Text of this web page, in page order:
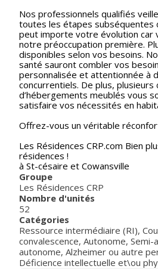
Nos professionnels qualifiés
toutes les étapes subséquentes
peut importe votre évolution car
notre préoccupation première.
disponibles selon vos besoins.
santé sauront combler vos
personnalisée et attentionnée à
concurrentiels. De plus,
d’hébergements meublés vous
satisfaire vos nécessités en
Offrez-vous un véritable
Les Résidences CRP.com Bien
résidences !
à St-césaire et Cowansville
Groupe
Les Résidences CRP
Nombre d'unités
52
Catégories
Ressource intermédiaire (RI),
convalescence, Autonome, Semi-
autonome, Alzheimer ou autre
Déficience intellectuelle et\ou